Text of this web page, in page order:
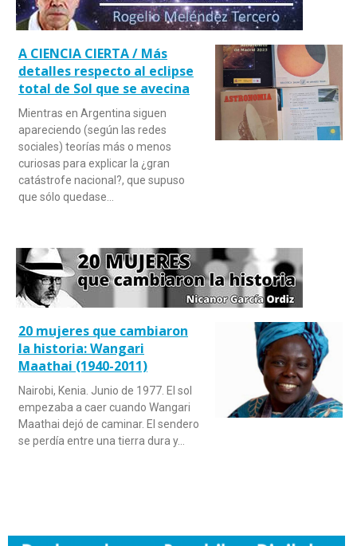
A CIENCIA CIERTA / Más
detalles respecto al eclipse
total de Sol que se avecina
Mientras en Argentina siguen
apareciendo (según las redes
sociales) teorías más o menos
curiosas para explicar la ¿gran
catástrofe nacional?, que supuso
que sólo quedase…
20 mujeres que cambiaron
la historia: Wangari
Maathai (1940-2011)
Nairobi, Kenia. Junio de 1977. El sol
empezaba a caer cuando Wangari
Maathai dejó de caminar. El sendero
se perdía entre una tierra dura y…